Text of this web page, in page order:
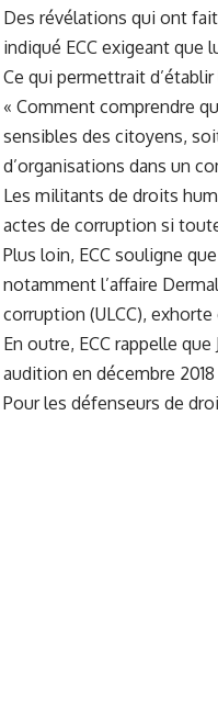
Des révélations qui ont
indiqué ECC exigeant que
Ce qui permettrait
« Comment comprendre
sensibles des citoyens,
d’organisations dans un
Les militants de droits
actes de corruption si
Plus loin, ECC souligne
notamment l’affaire
corruption (ULCC),
En outre, ECC rappelle
audition en décembre
Pour les défenseurs de